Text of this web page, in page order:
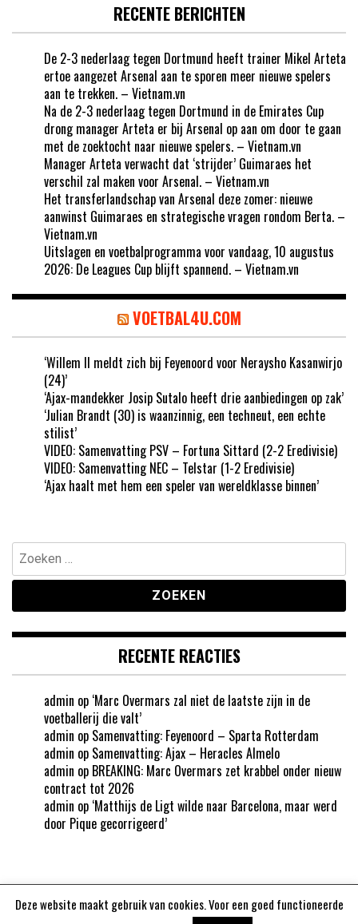
RECENTE BERICHTEN
De 2-3 nederlaag tegen Dortmund heeft trainer Mikel Arteta
ertoe aangezet Arsenal aan te sporen meer nieuwe spelers
aan te trekken. – Vietnam.vn
Na de 2-3 nederlaag tegen Dortmund in de Emirates Cup
drong manager Arteta er bij Arsenal op aan om door te gaan
met de zoektocht naar nieuwe spelers. – Vietnam.vn
Manager Arteta verwacht dat ‘strijder’ Guimaraes het
verschil zal maken voor Arsenal. – Vietnam.vn
Het transferlandschap van Arsenal deze zomer: nieuwe
aanwinst Guimaraes en strategische vragen rondom Berta. –
Vietnam.vn
Uitslagen en voetbalprogramma voor vandaag, 10 augustus
2026: De Leagues Cup blijft spannend. – Vietnam.vn
VOETBAL4U.COM
‘Willem II meldt zich bij Feyenoord voor Neraysho Kasanwirjo
(24)’
‘Ajax-mandekker Josip Sutalo heeft drie aanbiedingen op zak’
‘Julian Brandt (30) is waanzinnig, een techneut, een echte
stilist’
VIDEO: Samenvatting PSV – Fortuna Sittard (2-2 Eredivisie)
VIDEO: Samenvatting NEC – Telstar (1-2 Eredivisie)
‘Ajax haalt met hem een speler van wereldklasse binnen’
Zoeken
naar:
RECENTE REACTIES
admin op ‘Marc Overmars zal niet de laatste zijn in de
voetballerij die valt’
admin op Samenvatting: Feyenoord – Sparta Rotterdam
admin op Samenvatting: Ajax – Heracles Almelo
admin op BREAKING: Marc Overmars zet krabbel onder nieuw
contract tot 2026
admin op ‘Matthijs de Ligt wilde naar Barcelona, maar werd
door Pique gecorrigeerd’
Deze website maakt gebruik van cookies. Voor een goed functioneerde